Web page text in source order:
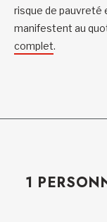
risque de pauvreté
manifestent au
complet.
1